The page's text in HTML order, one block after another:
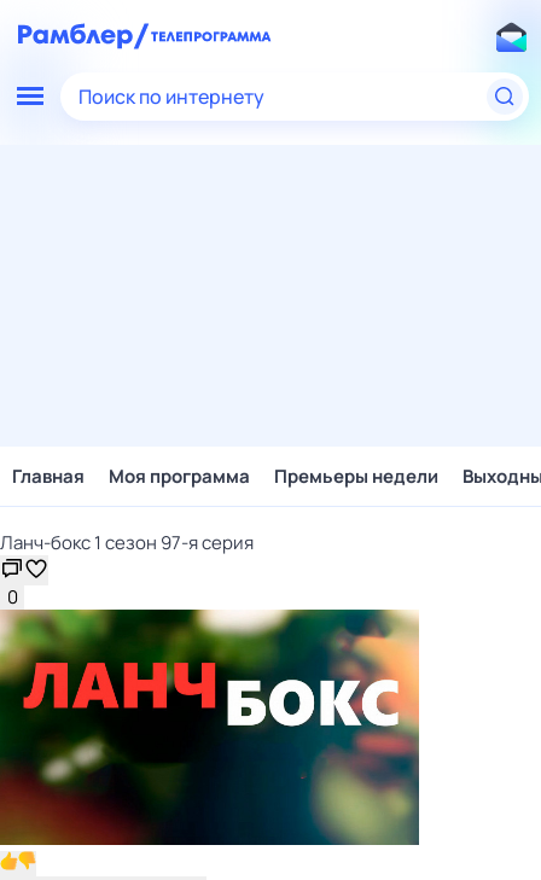
Поиск по интернету
Главная Моя программа Премьеры недели
Ланч-бокс 1 сезон 97-я серия
0